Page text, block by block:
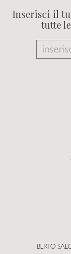
Inserisci il
tutte
BERTO